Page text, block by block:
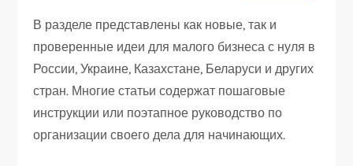
В разделе представлены как новые, так и
проверенные идеи для малого бизнеса с нуля в
России, Украине, Казахстане, Беларуси и других
стран. Многие статьи содержат пошаговые
инструкции или поэтапное руководство по
организации своего дела для начинающих.